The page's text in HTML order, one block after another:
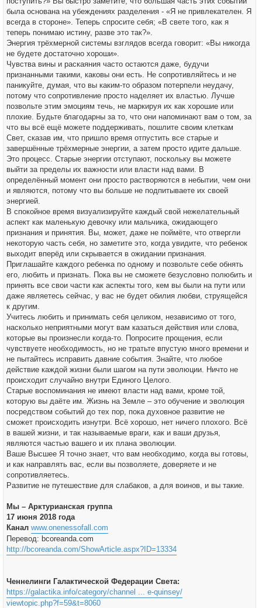
была основана на убеждениях разделения - «Я не привлекателен. Я
всегда в стороне». Теперь спросите себя; «В свете того, как я
теперь понимаю истину, разве это так?».
Энергия трёхмерной системы взглядов всегда говорит: «Вы никогда
не будете достаточно хороши».
Чувства вины и раскаяния часто остаются даже, будучи
признанными такими, каковы они есть. Не сопротивляйтесь и не
паникуйте, думая, что вы каким-то образом потерпели неудачу,
потому что сопротивление просто наделяет их властью. Лучше
позвольте этим эмоциям течь, не маркируя их как хорошие или
плохие. Будьте благодарны за то, что они напоминают вам о том, за
что вы всё ещё можете поддерживать, пошлите своим клеткам
Свет, сказав им, что пришло время отпустить все старые и
завершённые трёхмерные энергии, а затем просто идите дальше.
Это процесс. Старые энергии отступают, поскольку вы можете
выйти за пределы их важности или власти над вами. В
определённый момент они просто растворяются в небытии, чем они
и являются, потому что вы больше не подпитываете их своей
энергией.
В спокойное время визуализируйте каждый свой нежелательный
аспект как маленькую девочку или мальчика, ожидающего
признания и принятия. Вы, может, даже не поймёте, что отвергли
некоторую часть себя, но заметите это, когда увидите, что ребенок
выходит вперёд или скрывается в ожидании признания.
Приглашайте каждого ребенка по одному и позвольте себе обнять
его, любить и признать. Пока вы не сможете безусловно полюбить и
принять все свои части как аспекты того, кем вы были на пути или
даже являетесь сейчас, у вас не будет обилия любви, струящейся
к другим.
Учитесь любить и принимать себя целиком, независимо от того,
насколько неприятными могут вам казаться действия или слова,
которые вы произнесли когда-то. Попросите прощения, если
чувствуете необходимость, но не тратьте впустую много времени и
не пытайтесь исправить давние события. Знайте, что любое
действие каждой жизни были шагом на пути эволюции. Ничто не
происходит случайно внутри Единого Целого.
Старые воспоминания не имеют власти над вами, кроме той,
которую вы даёте им. Жизнь на Земле – это обучение и эволюция
посредством событий до тех пор, пока духовное развитие не
сможет происходить изнутри. Всё хорошо, нет ничего плохого. Всё
в вашей жизни, и так называемые враги, как и ваши друзья,
являются частью вашего и их плана эволюции.
Ваше Высшее Я точно знает, что вам необходимо, когда вы готовы,
и как направлять вас, если вы позволяете, доверяете и не
сопротивляетесь.
Развитие не путешествие для слабаков, а для воинов, и вы такие.
Мы – Арктурианская группа
17 июня 2018 года
Канал www.onenessofall.com
Перевод: bcoreanda.com
http://bcoreanda.com/ShowArticle.aspx?ID=13334
Ченнелинги Галактической Федерации Света:
https://galactika.info/category/channel ... e-quinsey/
viewtopic.php?f=59&t=8060